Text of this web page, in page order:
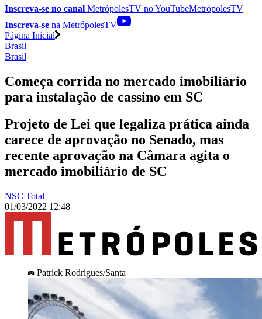
Inscreva-se no canal MetrópolesTV noYouTubeMetrópolesTV
Inscreva-se na MetrópolesTV
Página Inicial
Brasil
Brasil
Começa corrida no mercado imobiliário
para instalação de cassino em SC
Projeto de Lei que legaliza prática ainda
carece de aprovação no Senado, mas
recente aprovação na Câmara agita o
mercado imobiliário de SC
NSC Total
01/03/2022 12:48
Patrick Rodrigues/Santa